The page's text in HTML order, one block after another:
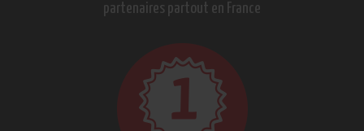
partenaires partout en France